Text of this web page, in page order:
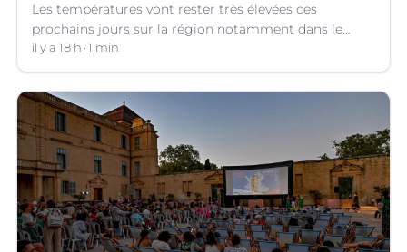
Les températures vont rester très élevées ces
prochains jours sur la région notamment dans le
Languedoc.
il y a 18 h 1 min